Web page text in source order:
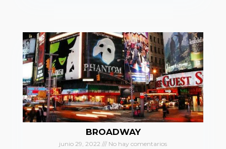
BROADWAY
junio 29, 2022
No hay comentarios